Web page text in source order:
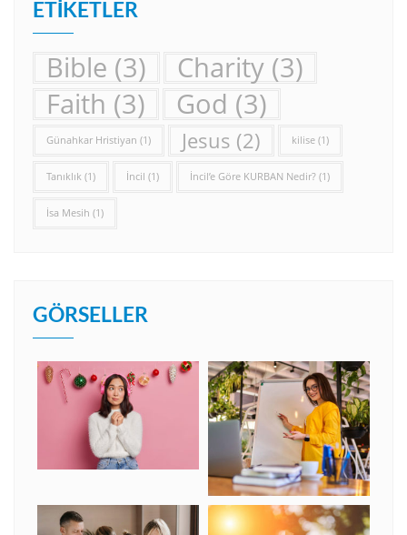
ETIKETLER
Bible (3) Charity (3)
Faith (3) God (3)
Günahkar Hristiyan (1) Jesus (2) kilise (1)
Tanıklık (1) İncil (1) İncil’e Göre KURBAN Nedir? (1)
İsa Mesih (1)
GÖRSELLER